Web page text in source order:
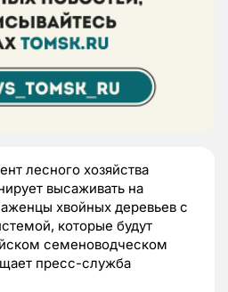
лесного хозяйства
высаживать на
хвойных деревьев с
которые будут
семеноводческом
пресс-служба